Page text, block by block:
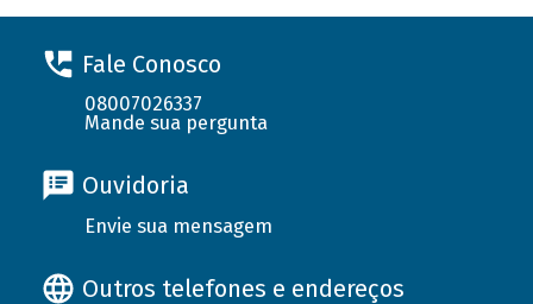
Fale Conosco
08007026337
Mande sua pergunta
Ouvidoria
Envie sua mensagem
Outros telefones e endereços